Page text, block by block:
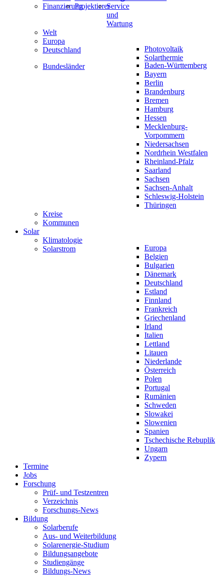
FinanzierungProjektiererService
und
Wartung
Welt
Europa
Deutschland
Photovoltaik
Solarthermie
Bundesländer
Baden-Württemberg
Bayern
Berlin
Brandenburg
Bremen
Hamburg
Hessen
Mecklenburg-
Vorpommern
Niedersachsen
Nordrhein Westfalen
Rheinland-Pfalz
Saarland
Sachsen
Sachsen-Anhalt
Schleswig-Holstein
Thüringen
Kreise
Kommunen
Solar
Klimatologie
Solarstrom
Europa
Belgien
Bulgarien
Dänemark
Deutschland
Estland
Finnland
Frankreich
Griechenland
Irland
Italien
Lettland
Litauen
Niederlande
Österreich
Polen
Portugal
Rumänien
Schweden
Slowakei
Slowenien
Spanien
Tschechische Rebuplik
Ungarn
Zypern
Termine
Jobs
Forschung
Prüf- und Testzentren
Verzeichnis
Forschungs-News
Bildung
Solarberufe
Aus- und Weiterbildung
Solarenergie-Studium
Bildungsangebote
Studiengänge
Bildungs-News